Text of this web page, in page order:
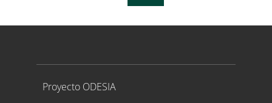
Proyecto ODESIA
Proyecto ODESIA